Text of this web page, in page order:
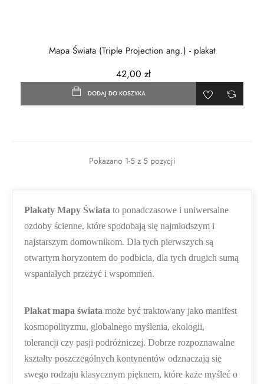
Mapa Świata (Triple Projection ang.) - plakat
42,00 zł
DODAJ DO KOSZYKA
Pokazano 1-5 z 5 pozycji
Plakaty Mapy Świata to ponadczasowe i uniwersalne
ozdoby ścienne, które spodobają się najmłodszym i
najstarszym domownikom. Dla tych pierwszych są
otwartym horyzontem do podbicia, dla tych drugich sumą
wspaniałych przeżyć i wspomnień.
Plakat mapa świata może być traktowany jako manifest
kosmopolityzmu, globalnego myślenia, ekologii,
tolerancji czy pasji podróżniczej. Dobrze rozpoznawalne
kształty poszczególnych kontynentów odznaczają się
swego rodzaju klasycznym pięknem, które każe myśleć o